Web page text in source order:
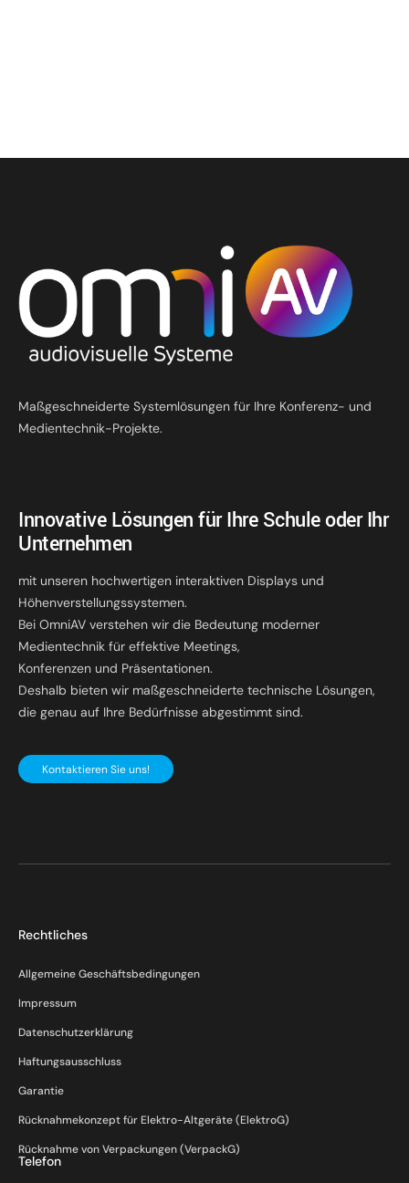
Maßgeschneiderte Systemlösungen für Ihre Konferenz- und
Medientechnik-Projekte.
Innovative Lösungen für Ihre Schule oder Ihr
Unternehmen
mit unseren hochwertigen interaktiven Displays und
Höhenverstellungssystemen.
Bei OmniAV verstehen wir die Bedeutung moderner
Medientechnik für effektive Meetings,
Konferenzen und Präsentationen.
Deshalb bieten wir maßgeschneiderte technische Lösungen,
die genau auf Ihre Bedürfnisse abgestimmt sind.
Kontaktieren Sie uns!
Rechtliches
Allgemeine Geschäftsbedingungen
Impressum
Datenschutzerklärung
Haftungsausschluss
Garantie
Rücknahmekonzept für Elektro-Altgeräte (ElektroG)
Rücknahme von Verpackungen (VerpackG)
Telefon